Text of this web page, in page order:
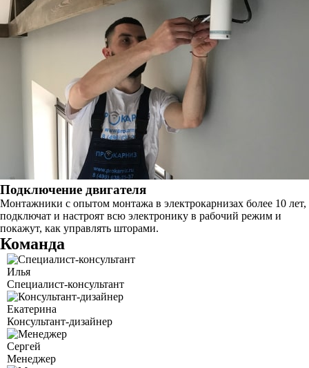
Подключение двигателя
Монтажники с опытом монтажа в электрокарнизах более 10 лет,
подключат и настроят всю электронику в рабочий режим и
покажут, как управлять шторами.
Команда
Илья
Специалист-консультант
Екатерина
Консультант-дизайнер
Сергей
Менеджер